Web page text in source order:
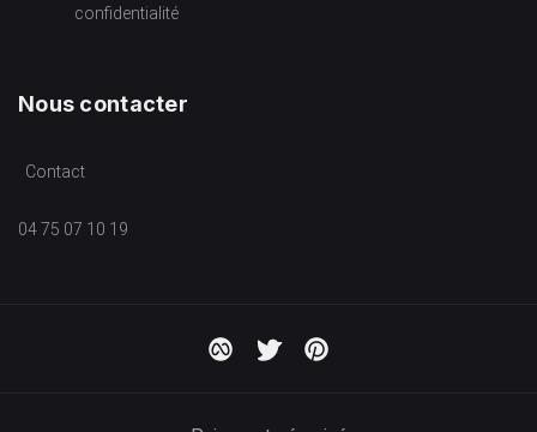
confidentialité
Nous contacter
Contact
04 75 07 10 19